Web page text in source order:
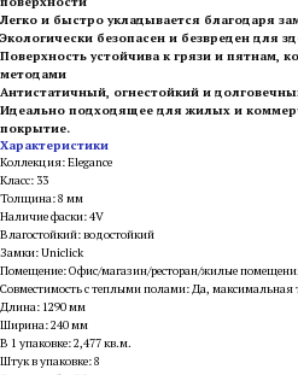
Легко и быстро укладывается благодаря
Экологически безопасен и безвреден для
Поверхность устойчива к грязи и пятнам,
методами
Антистатичный, огнестойкий и
Идеально подходящее для жилых и
покрытие.
Характеристики
Коллекция: Elegance
Класс: 33
Толщина: 8 мм
Наличие фаски: 4V
Влагостойкий: водостойкий
Замки: Uniclick
Помещение: Офис/магазин/ресторан/жилые
Совместимость с теплыми полами: Да, максимальная
Длина: 1290 мм
Ширина: 240 мм
В 1 упаковке: 2,477 кв.м.
Штук в упаковке: 8